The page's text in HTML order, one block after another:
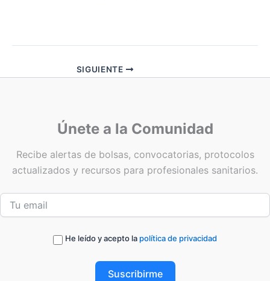
SIGUIENTE
Únete a la Comunidad
Recibe alertas de bolsas, convocatorias, protocolos
actualizados y recursos para profesionales sanitarios.
He leído y acepto la política de privacidad
Suscribirme